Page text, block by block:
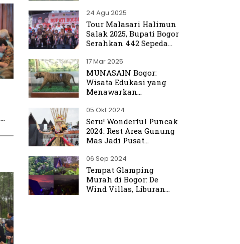
24 Agu 2025
Tour Malasari Halimun
Salak 2025, Bupati Bogor
Serahkan 442 Sepeda
17 Mar 2025
MUNASAIN Bogor:
Wisata Edukasi yang
Menawarkan
dari Kebun Raya Bogor
05 Okt 2024
Seru! Wonderful Puncak
2024: Rest Area Gunung
Mas Jadi Pusat
06 Sep 2024
Tempat Glamping
Murah di Bogor: De
Wind Villas, Liburan